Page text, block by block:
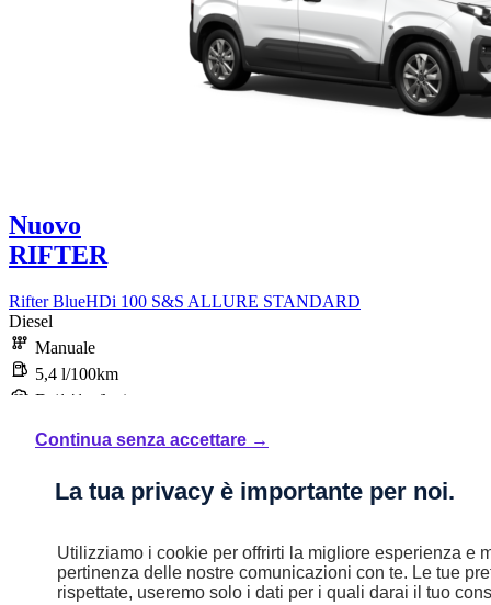
Nuovo
RIFTER
Rifter BlueHDi 100 S&S ALLURE STANDARD
Diesel
Manuale
5,4 l/100km
D (141 g/km)
29.060 €
Iva inclusa
505,23€ Iva inclusa/mese
Continua senza accettare →
La tua privacy è importante per noi.
Utilizziamo i cookie per offrirti la migliore esperienza e
pertinenza delle nostre comunicazioni con te. Le tue
rispettate, useremo solo i dati per i quali darai il tuo